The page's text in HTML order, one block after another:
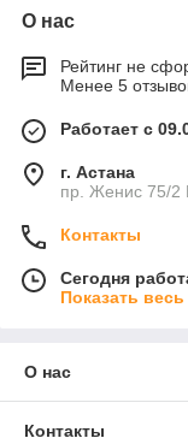
О нас
Рейтинг не
Менее 5
Работает с
г. Астана
пр. Женис 75/2
Контакты
Сегодня
Показать
О нас
Контакты